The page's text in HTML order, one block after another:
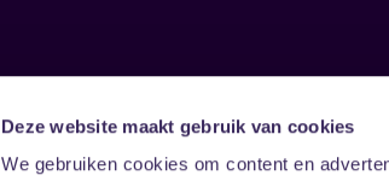
Deze website maakt gebruik van cookies
We gebruiken cookies om content en